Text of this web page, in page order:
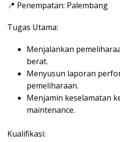
📍 Penempatan: Palembang
Tugas Utama:
Menjalankan
berat.
Menyusun laporan
pemeliharaan.
Menjamin keselamatan
maintenance.
Kualifikasi: